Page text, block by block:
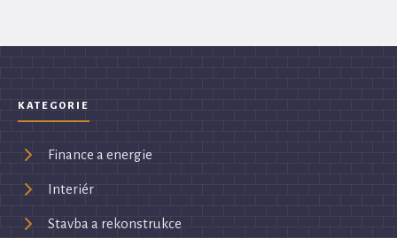
KATEGORIE
Finance a energie
Interiér
Stavba a rekonstrukce